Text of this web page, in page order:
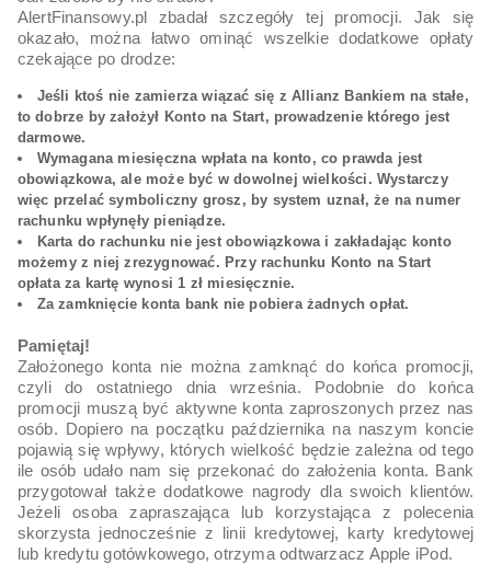
AlertFinansowy.pl zbadał szczegóły tej promocji. Jak się
okazało, można łatwo ominąć wszelkie dodatkowe opłaty
czekające po drodze:
Jeśli ktoś nie zamierza wiązać się z Allianz Bankiem na stałe,
to dobrze by założył Konto na Start, prowadzenie którego jest
darmowe.
Wymagana miesięczna wpłata na konto, co prawda jest
obowiązkowa, ale może być w dowolnej wielkości. Wystarczy
więc przelać symboliczny grosz, by system uznał, że na numer
rachunku wpłynęły pieniądze.
Karta do rachunku nie jest obowiązkowa i zakładając konto
możemy z niej zrezygnować. Przy rachunku Konto na Start
opłata za kartę wynosi 1 zł miesięcznie.
Za zamknięcie konta bank nie pobiera żadnych opłat.
Pamiętaj!
Założonego konta nie można zamknąć do końca promocji,
czyli do ostatniego dnia września. Podobnie do końca
promocji muszą być aktywne konta zaproszonych przez nas
osób. Dopiero na początku października na naszym koncie
pojawią się wpływy, których wielkość będzie zależna od tego
ile osób udało nam się przekonać do założenia konta. Bank
przygotował także dodatkowe nagrody dla swoich klientów.
Jeżeli osoba zapraszająca lub korzystająca z polecenia
skorzysta jednocześnie z linii kredytowej, karty kredytowej
lub kredytu gotówkowego, otrzyma odtwarzacz Apple iPod.